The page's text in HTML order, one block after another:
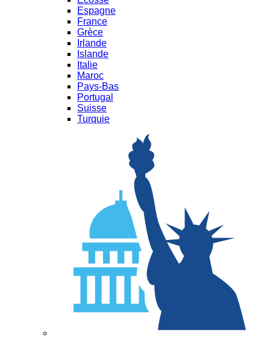
Espagne
France
Grèce
Irlande
Islande
Italie
Maroc
Pays-Bas
Portugal
Suisse
Turquie